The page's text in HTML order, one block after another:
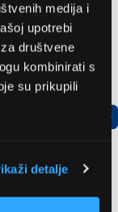
medija i
upotrebi
društvene
kombinirati s
su prikupili
detalje